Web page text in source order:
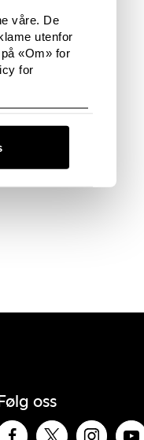
våre. De
utenfor
«Om» for
for
oss